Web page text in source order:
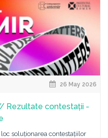
26 May 2026
Rezultate contestații -
soluționarea contestațiilor